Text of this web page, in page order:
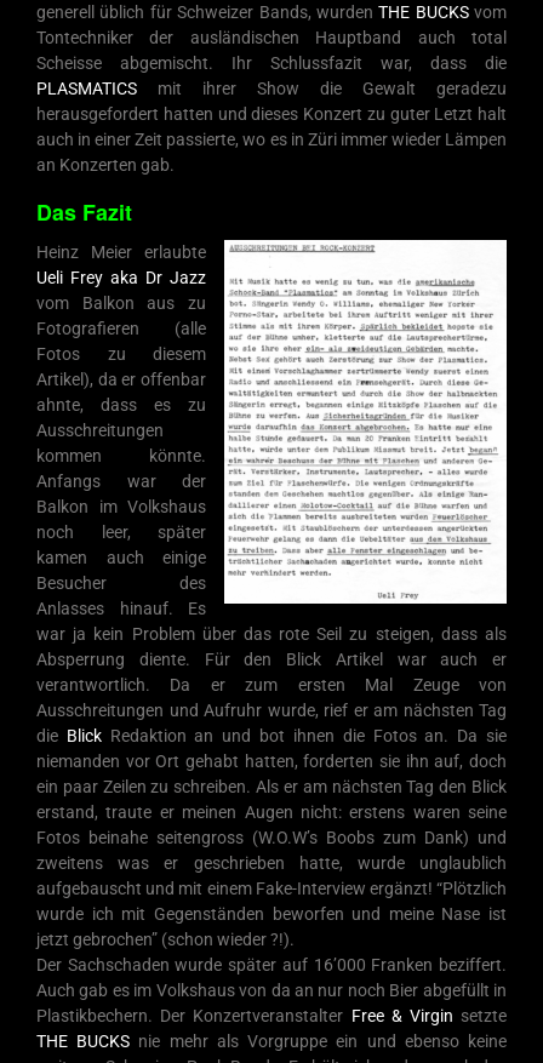
generell üblich für Schweizer Bands, wurdenTHE BUCKSvom
Tontechniker der ausländischen Hauptband auch total
Scheisse abgemischt. Ihr Schlussfazit war, dass die
PLASMATICS mit ihrer Show die Gewalt geradezu
herausgefordert hatten und dieses Konzert zu guter Letzt halt
auch in einer Zeit passierte, wo es in Züri immer wieder Lämpen
an Konzerten gab.
Das Fazit
Heinz Meier erlaubte
Ueli Frey aka Dr Jazz
vom Balkon aus zu
Fotografieren (alle
Fotos zu diesem
Artikel), da er offenbar
ahnte, dass es zu
Ausschreitungen
kommen könnte.
Anfangs war der
Balkon im Volkshaus
noch leer, später
kamen auch einige
Besucher des
Anlasses hinauf. Es
war ja kein Problem über das rote Seil zu steigen, dass als
Absperrung diente. Für den Blick Artikel war auch er
verantwortlich. Da er zum ersten Mal Zeuge von
Ausschreitungen und Aufruhr wurde, rief er am nächsten Tag
die BlickRedaktion an und bot ihnen die Fotos an. Da sie
niemanden vor Ort gehabt hatten, forderten sie ihn auf, doch
ein paar Zeilen zu schreiben. Als er am nächsten Tag den Blick
erstand, traute er meinen Augen nicht: erstens waren seine
Fotos beinahe seitengross (W.O.W’s Boobs zum Dank) und
zweitens was er geschrieben hatte, wurde unglaublich
aufgebauscht und mit einem Fake-Interview ergänzt! “Plötzlich
wurde ich mit Gegenständen beworfen und meine Nase ist
jetzt gebrochen” (schon wieder ?!).
Der Sachschaden wurde später auf 16’000 Franken beziffert.
Auch gab es im Volkshaus von da an nur noch Bier abgefüllt in
Plastikbechern. Der Konzertveranstalter Free & Virgin setzte
THE BUCKS nie mehr als Vorgruppe ein und ebenso keine